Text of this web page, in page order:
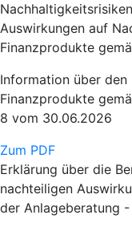
Auswirkungen auf
Finanzprodukte
Information über
Finanzprodukte
8 vom 30.06.2026
Zum PDF
Erklärung über die
nachteiligen
der Anlageberatung